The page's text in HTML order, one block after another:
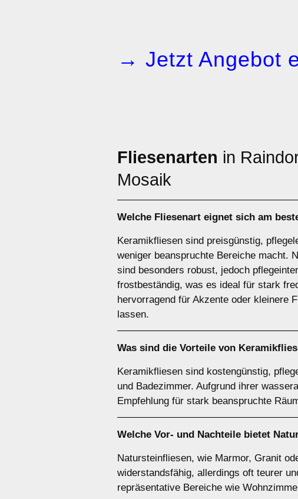
→ Jetzt Angebot
Fliesenarten in
Mosaik
Welche Fliesenart eignet sich am
Keramikfliesen sind preisgünstig,
weniger beanspruchte Bereiche macht.
sind besonders robust, jedoch
frostbeständig, was es ideal für stark
hervorragend für Akzente oder kleinere
lassen.
Was sind die Vorteile von
Keramikfliesen sind kostengünstig,
und Badezimmer. Aufgrund ihrer
Empfehlung für stark beanspruchte
Welche Vor- und Nachteile bietet
Natursteinfliesen, wie Marmor, Granit
widerstandsfähig, allerdings oft teurer
repräsentative Bereiche wie